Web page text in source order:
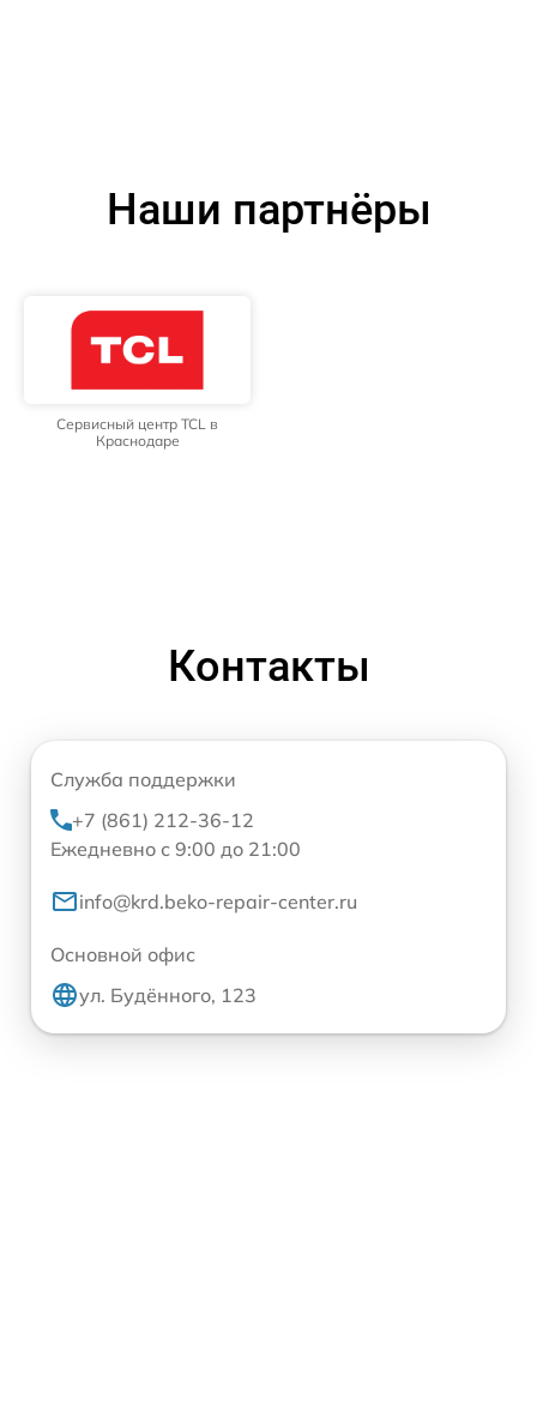
Наши партнёры
Сервисный центр TCL в
Краснодаре
Контакты
Служба поддержки
+7 (861) 212-36-12
Ежедневно с 9:00 до 21:00
info@krd.beko-repair-center.ru
Основной офис
ул. Будённого, 123